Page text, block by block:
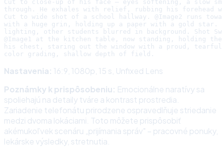
Cut to close-up of his face — eyes softening, a slow
through. He exhales with relief, rubbing his forehead
Cut to wide shot of a school hallway. @Image2 runs
with a huge grin, holding up a paper with a gold star.
lighting, other students blurred in background. Shot
@Image1 at the kitchen table, now standing, holding
his chest, staring out the window with a proud, tearful
Nastavenia: 16:9, 1080p, 15 s, Unfixed Lens
Poznámky k prispôsobeniu: Emocionálne naratívy sa
spoliehajú na detaily tváre a kontrast prostredia.
Zariadenie telefonátu prirodzene ospravedlňuje striedanie
medzi dvoma lokáciami. Toto môžete prispôsobiť
akémukoľvek scenáru „prijímania správ" – pracovné ponuky,
lekárske výsledky, stretnutia.